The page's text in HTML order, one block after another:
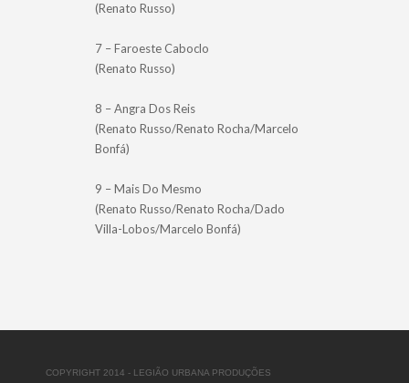
(Renato Russo)
7 – Faroeste Caboclo
(Renato Russo)
8 – Angra Dos Reis
(Renato Russo/Renato Rocha/Marcelo
Bonfá)
9 – Mais Do Mesmo
(Renato Russo/Renato Rocha/Dado
Villa-Lobos/Marcelo Bonfá)
COPYRIGHT 2014 - LEGIÃO URBANA PRODUÇÕES